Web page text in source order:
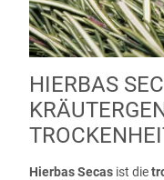
HIERBAS
Hierbas Secas ist die